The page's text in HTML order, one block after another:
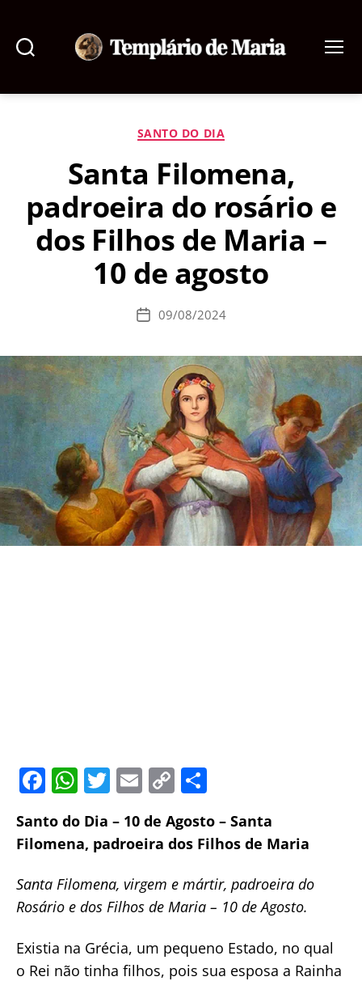
de
Categorias
SANTO DO DIA
Santa Filomena,
padroeira do rosário e
dos Filhos de Maria –
10 de agosto
Data09/08/2024
F
c
e
b
o
o
k
W
at
s
A
p
p
T
itt
er
E
m
ai
l
C
p
y
Li
n
ar
e
Santo do Dia – 10 de Agosto – Santa
Filomena, padroeira dos Filhos de Maria
Santa Filomena, virgem e mártir, padroeira do
Rosário e dos Filhos de Maria – 10 de Agosto.
Existia na Grécia, um pequeno Estado, no qual
o Rei não tinha filhos, pois sua esposa a Rainha